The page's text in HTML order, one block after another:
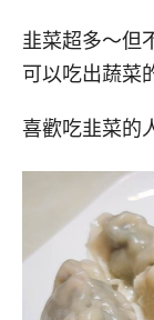
韭菜超多～但
可以吃出蔬菜
喜歡吃韭菜的